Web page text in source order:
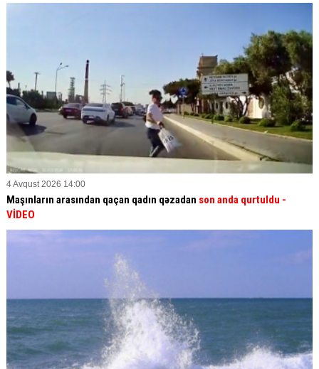
4 Avqust 2026 14:00
Maşınların arasından qaçan qadın qəzadan son anda qurtuldu -
VİDEO